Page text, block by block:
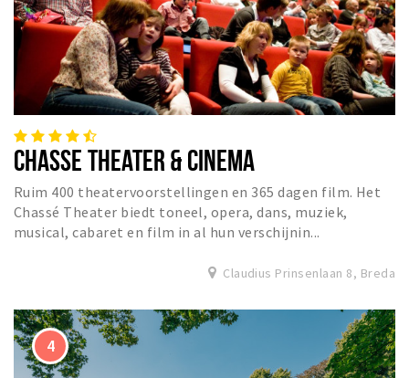
CHASSE THEATER & CINEMA
Ruim 400 theatervoorstellingen en 365 dagen film. Het
Chassé Theater biedt toneel, opera, dans, muziek,
musical, cabaret en film in al hun verschijnin...
Claudius Prinsenlaan 8, Breda